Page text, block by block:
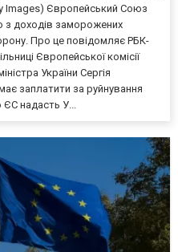
Images) Європейський Союз
з доходів заморожених
Про це повідомляє РБК-
Європейської комісії
України Сергія
заплатити за руйнування
надасть У...